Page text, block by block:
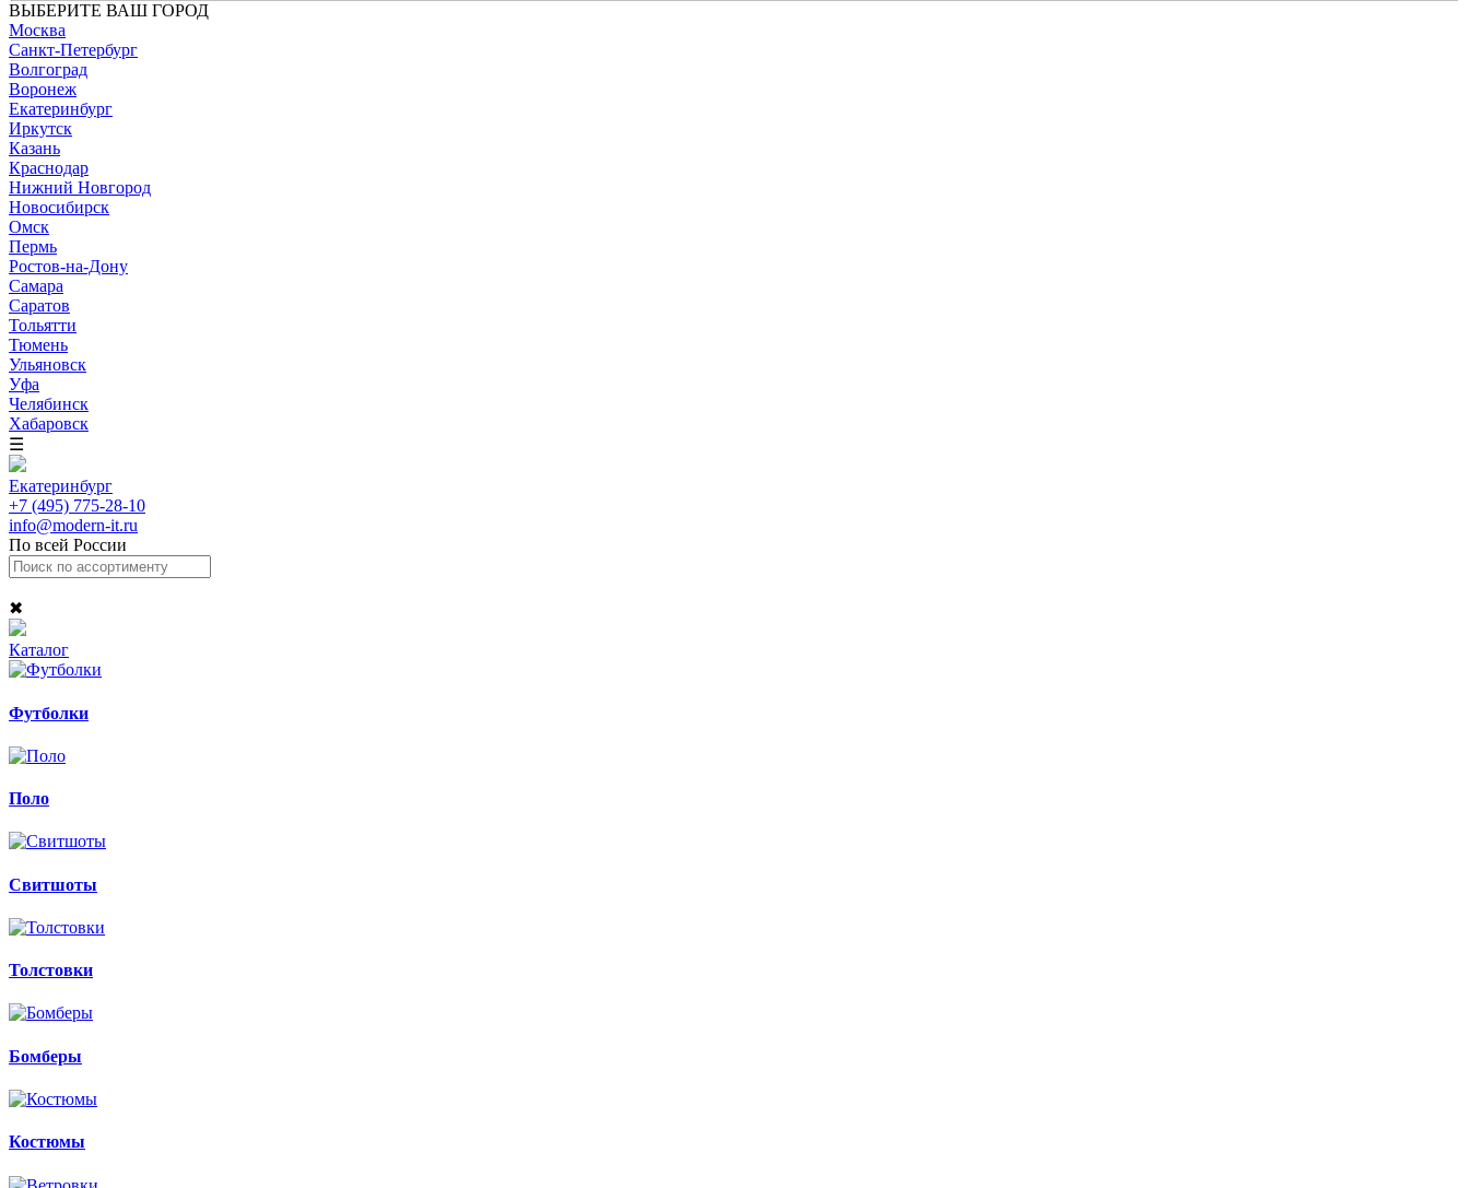
ВЫБЕРИТЕ ВАШ ГОРОД
Москва
Санкт-Петербург
Волгоград
Воронеж
Екатеринбург
Иркутск
Казань
Краснодар
Нижний Новгород
Новосибирск
Омск
Пермь
Ростов-на-Дону
Самара
Саратов
Тольятти
Тюмень
Ульяновск
Уфа
Челябинск
Хабаровск
☰
Екатеринбург
+7 (495) 775-28-10
info@modern-it.ru
По всей России
✖
Каталог
Футболки
Поло
Свитшоты
Толстовки
Бомберы
Костюмы